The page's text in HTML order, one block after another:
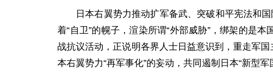
日本右翼势力推动扩军备武、突破和平宪法和
着“自卫”的幌子，渲染所谓“外部威胁”，绑架的是
战抗议活动，正说明各界人士日益意识到，重走军
本右翼势力“再军事化”的妄动，共同遏制日本“新型军